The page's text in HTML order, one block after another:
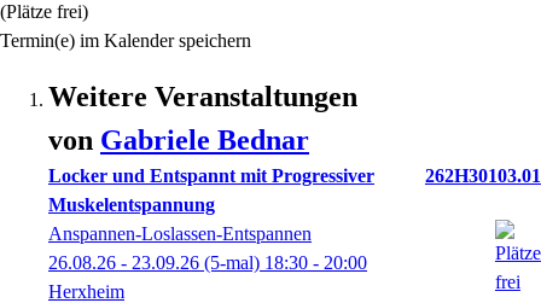
(Plätze frei)
Termin(e) im Kalender speichern
Weitere Veranstaltungen
von Gabriele Bednar
Locker und Entspannt mit Progressiver
Muskelentspannung
262H30103.01
Anspannen-Loslassen-Entspannen
26.08.26 - 23.09.26 (5-mal) 18:30 - 20:00
Herxheim